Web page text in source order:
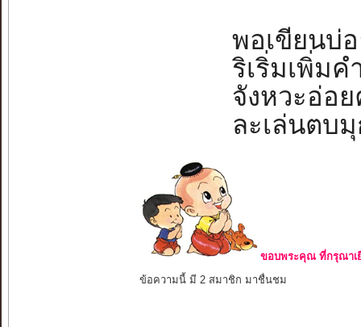
พอเขียนบ่
ริเริ่มเพิ่มค
จังหวะอ่อ
ละเล่นตบ
ขอบพระคุณ ที่กรุณาเ
ข้อความนี้ มี 2 สมาชิก มาชื่นชม